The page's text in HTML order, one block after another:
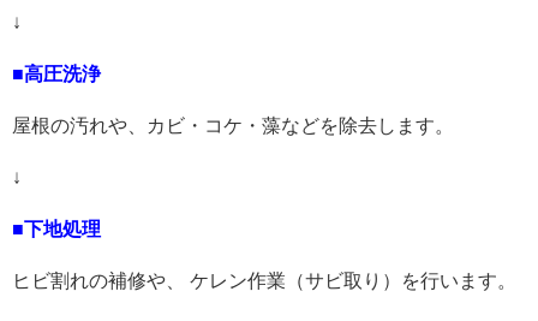
↓
■高圧洗浄
屋根の汚れや、カビ・コケ・藻などを除去します。
↓
■下地処理
ヒビ割れの補修や、 ケレン作業（サビ取り）を行います。